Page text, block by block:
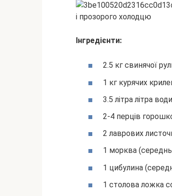
Інгредієнти:
2.5 кг свинячої
1 кг курячих
3.5 літра літра води
2-4 перців
2 лаврових
1 морква
1 цибулина
1 столова ложка